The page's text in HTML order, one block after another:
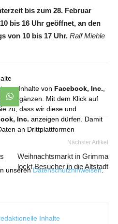
bis zum 28. Februar
bis 16 Uhr geöffnet, an den
von 10 bis 17 Uhr. Ralf Miehle
Inhalte von Facebook, Inc.
ergänzen. Mit dem Klick auf
zu, dass wir diese und
Inc. anzeigen dürfen. Damit
an Drittplattformen
unserenDatenschutzhinweisen.
Nächster Artikel
Weihnachtsmarkt in Grimma
lockt Besucher in die Altstadt
Inhalte